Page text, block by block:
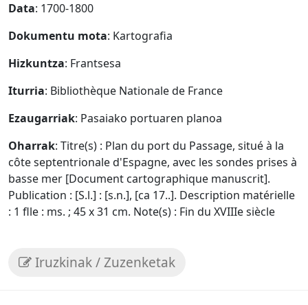
Data: 1700-1800
Dokumentu mota: Kartografia
Hizkuntza: Frantsesa
Iturria: Bibliothèque Nationale de France
Ezaugarriak: Pasaiako portuaren planoa
Oharrak: Titre(s) : Plan du port du Passage, situé à la
côte septentrionale d'Espagne, avec les sondes prises à
basse mer [Document cartographique manuscrit].
Publication : [S.l.] : [s.n.], [ca 17..]. Description matérielle
: 1 flle : ms. ; 45 x 31 cm. Note(s) : Fin du XVIIIe siècle
Iruzkinak / Zuzenketak